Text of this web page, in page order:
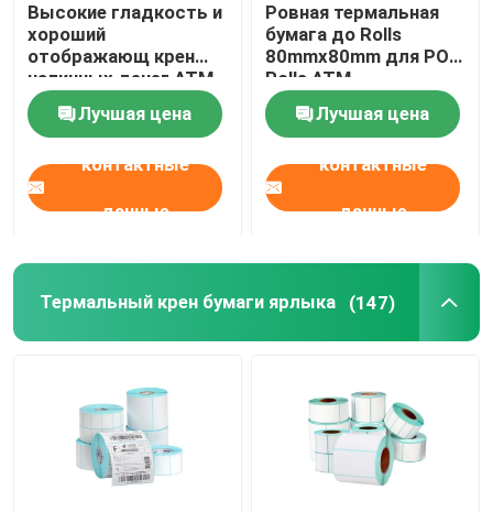
Высокие гладкость и
хороший
отображающ крен
наличных денег ATM
термальной бумаги
термальный
Лучшая цена
контактные
данные
Ровная термальная
бумага до Rolls
80mmx80mm для POS
Rolls ATM
Лучшая цена
контактные
данные
Термальный крен бумаги ярлыка (147)